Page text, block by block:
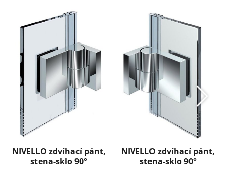
Záruka: 5 rokov Pridať k obľúbeným
NIVELLO zdvíhací pánt,
stena-sklo 90°
NIVELLO zdvíhací pánt,
stena-sklo 90°